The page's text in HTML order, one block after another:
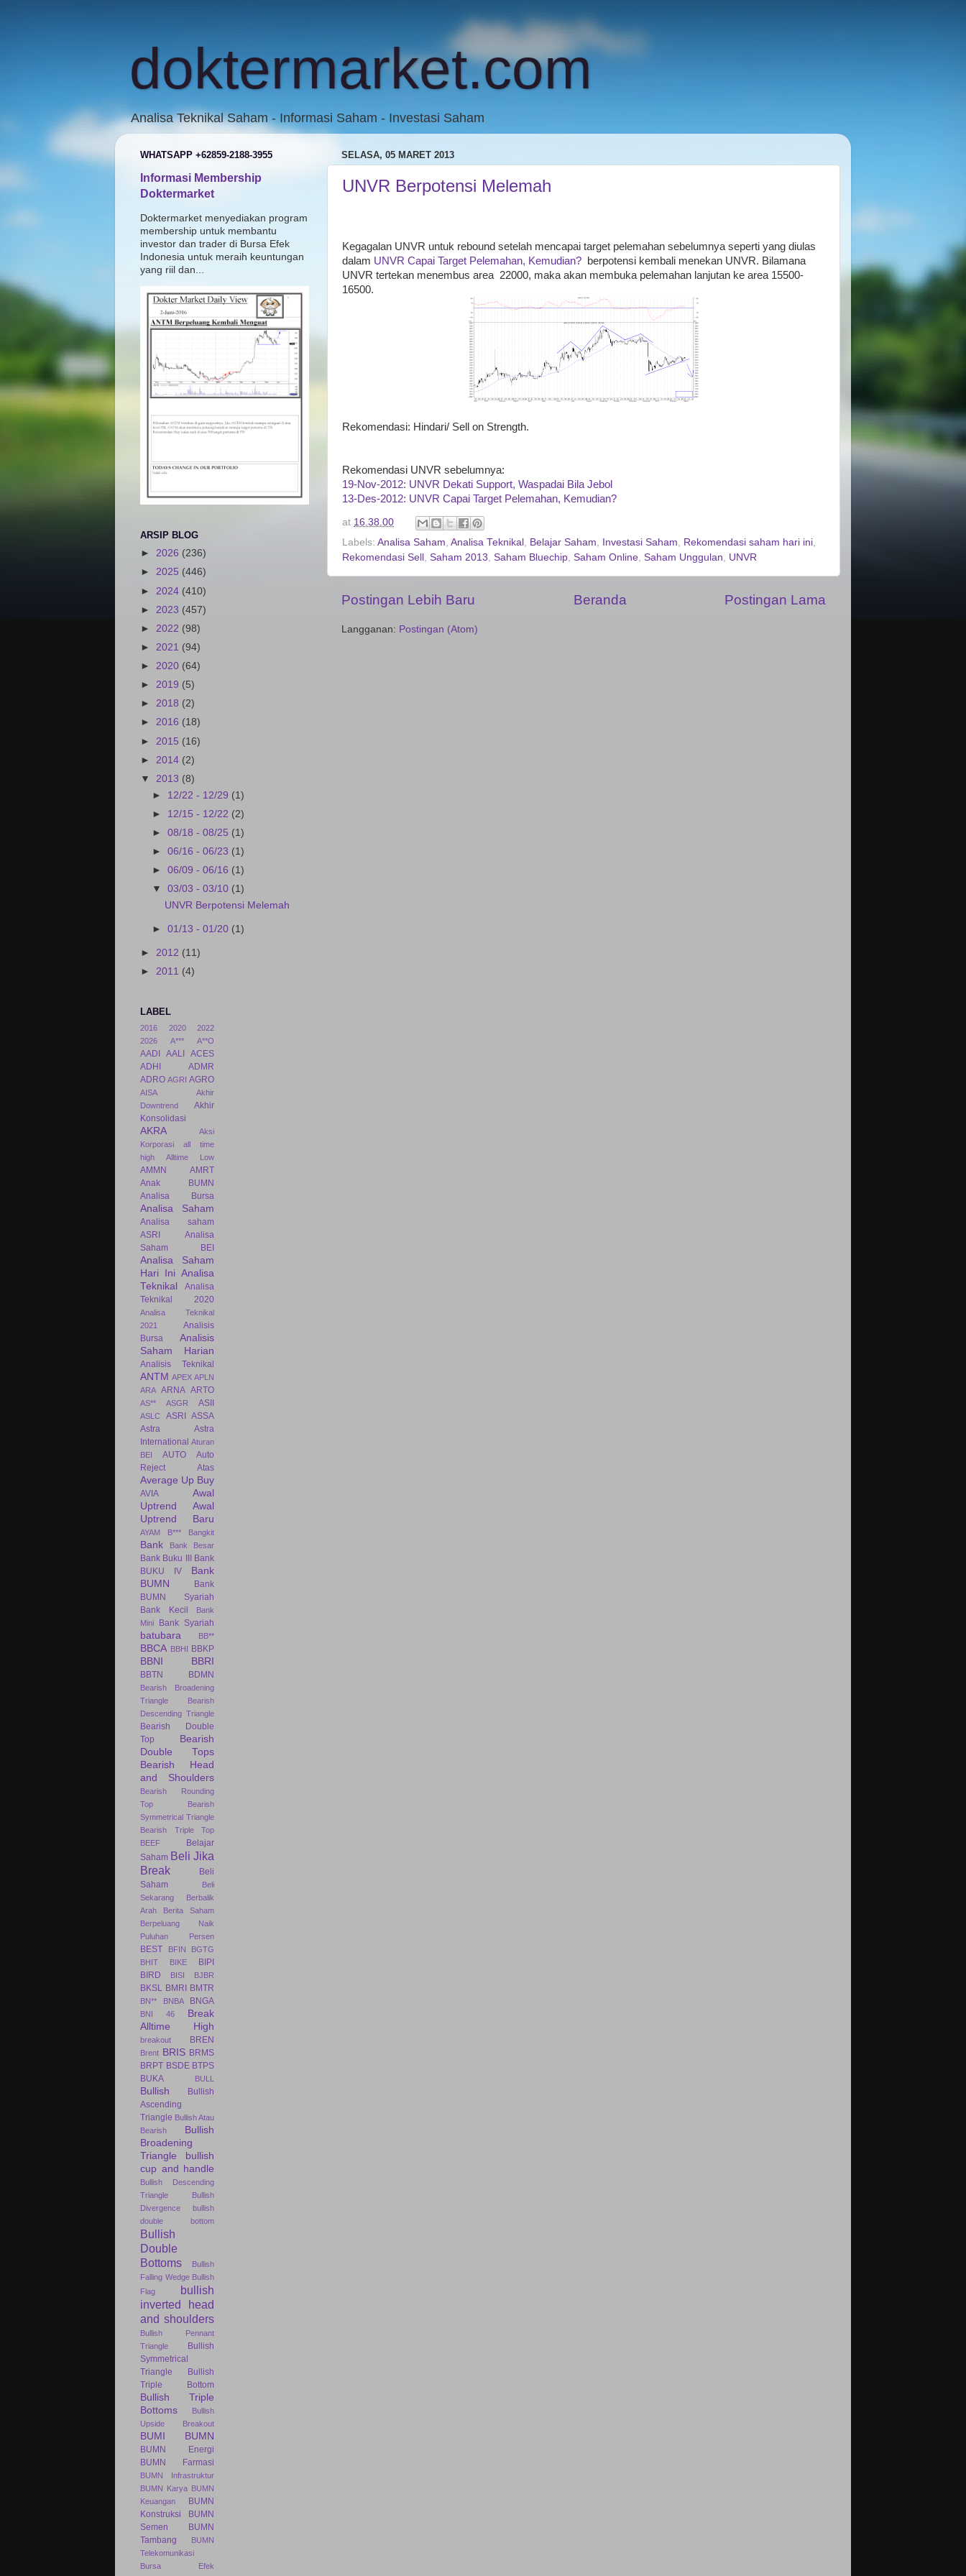
doktermarket.com
Analisa Teknikal Saham - Informasi Saham - Investasi Saham
SELASA, 05 MARET 2013
UNVR Berpotensi Melemah
Kegagalan UNVR untuk rebound setelah mencapai target pelemahan sebelumnya seperti yang diulas
dalam UNVR Capai Target Pelemahan, Kemudian? berpotensi kembali menekan UNVR. Bilamana
UNVR tertekan menembus area 22000, maka akan membuka pelemahan lanjutan ke area 15500-
16500.
Rekomendasi: Hindari/ Sell on Strength.
Rekomendasi UNVR sebelumnya:
19-Nov-2012: UNVR Dekati Support, Waspadai Bila Jebol
13-Des-2012: UNVR Capai Target Pelemahan, Kemudian?
at 16.38.00
Labels: Analisa Saham Analisa Teknikal Belajar Saham Investasi Saham Rekomendasi saham hari ini
Rekomendasi Sell
Saham 2013 Saham Bluechip Saham Online Saham Unggulan UNVR
Postingan Lebih Baru Postingan Lama
Beranda
Langganan: Postingan (Atom)
WHATSAPP +62859-2188-3955
Informasi Membership
Doktermarket
Doktermarket menyediakan program
membership untuk membantu
investor dan trader di Bursa Efek
Indonesia untuk meraih keuntungan
yang riil dan...
ARSIP BLOG
► 2026 (236)
► 2025 (446)
► 2024 (410)
► 2023 (457)
► 2022 (98)
► 2021 (94)
► 2020 (64)
► 2019 (5)
► 2018 (2)
► 2016 (18)
► 2015 (16)
► 2014 (2)
▼ 2013 (8)
► 12/22 - 12/29 (1)
► 12/15 - 12/22 (2)
►08/18 - 08/25 (1)
►06/16 - 06/23 (1)
►06/09 - 06/16 (1)
▼03/03 - 03/10 (1)
UNVR Berpotensi Melemah
►01/13 - 01/20 (1)
► 2012 (11)
► 2011 (4)
LABEL
2016 2020
2022
2026
A*** A**O
AADI AALI
ACES
ADHI
ADMR
ADRO AGRI AGRO
AISA
Akhir
Downtrend
Akhir
Konsolidasi
AKRA
Aksi
Korporasi
all time
high
Alltime Low
AMMN
AMRT
Anak BUMN
Analisa Bursa
Analisa Saham
Analisa saham
ASRI
Analisa
Saham BEI
Analisa Saham
Hari Ini Analisa
Teknikal
Analisa
Teknikal 2020
Analisa Teknikal
2021
Analisis
Bursa
Analisis
Saham Harian
Analisis Teknikal
ANTM APEX APLN
ARA ARNA ARTO
AS** ASGR ASII
ASLC ASRI
ASSA
Astra
Astra
International Aturan
BEI
AUTO
Auto
Reject Atas
Average Up Buy
AVIA
Awal
Uptrend
Awal
Uptrend Baru
AYAM B*** Bangkit
Bank Bank Besar
Bank Buku III
Bank
BUKU IV
Bank
BUMN
Bank
BUMN Syariah
Bank Kecil
Bank
Mini
Bank Syariah
batubara BB**
BBCA BBHI BBKP
BBNI BBRI
BBTN BDMN
Bearish Broadening
Triangle
Bearish
Descending Triangle
Bearish Double
Top
Bearish
Double Tops
Bearish Head
and Shoulders
Bearish Rounding
Top
Bearish
Symmetrical Triangle
Bearish Triple Top
BEEF
Belajar
Saham Beli Jika
Break
Beli
Saham
Beli
Sekarang
Berbalik
Arah
Berita Saham
Berpeluang Naik
Puluhan Persen
BEST BFIN
BGTG
BHIT
BIKE
BIPI
BIRD
BISI BJBR
BKSL BMRI BMTR
BN** BNBA BNGA
BNI 46
Break
Alltime High
breakout BREN
Brent BRIS BRMS
BRPT BSDE BTPS
BUKA
BULL
Bullish
Bullish
Ascending
Triangle Bullish Atau
Bearish
Bullish
Broadening
Triangle
bullish
cup and handle
Bullish Descending
Triangle
Bullish
Divergence
bullish
double bottom
Bullish
Double
Bottoms
Bullish
Falling Wedge Bullish
Flag
bullish
inverted head
and shoulders
Bullish Pennant
Triangle
Bullish
Symmetrical
Triangle
Bullish
Triple Bottom
Bullish Triple
Bottoms
Bullish
Upside Breakout
BUMI BUMN
BUMN Energi
BUMN Farmasi
BUMN Infrastruktur
BUMN Karya BUMN
Keuangan
BUMN
Konstruksi
BUMN
Semen
BUMN
Tambang
BUMN
Telekomunikasi
Bursa Efek